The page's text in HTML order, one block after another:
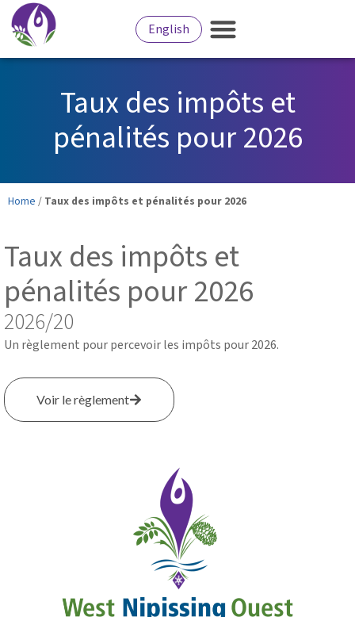
English
Taux des impôts et
pénalités pour 2026
Home / Taux des impôts et pénalités pour 2026
Taux des impôts et
pénalités pour 2026
2026/20
Un règlement pour percevoir les impôts pour 2026.
Voir le règlement